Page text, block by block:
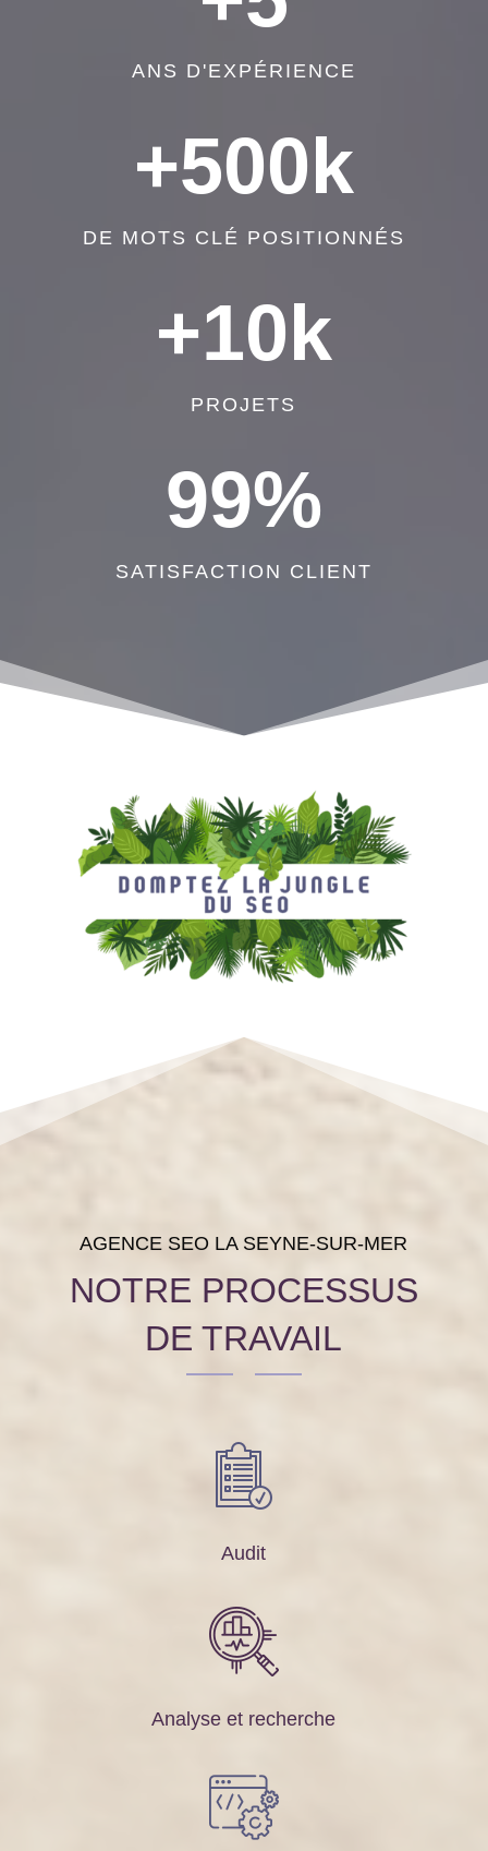
ANS D'EXPÉRIENCE
+500k
DE MOTS CLÉ POSITIONNÉS
+10k
PROJETS
99%
SATISFACTION CLIENT
AGENCE SEO LA SEYNE-SUR-MER
NOTRE PROCESSUS
DE TRAVAIL
Audit
Analyse et recherche